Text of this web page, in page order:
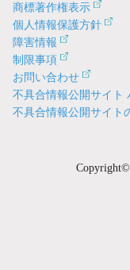
商標著作権表示
個人情報保護方針
障害情報
制限事項
お問い合わせ
不具合情報公開サイト
不具合情報公開サイト
Copyright©